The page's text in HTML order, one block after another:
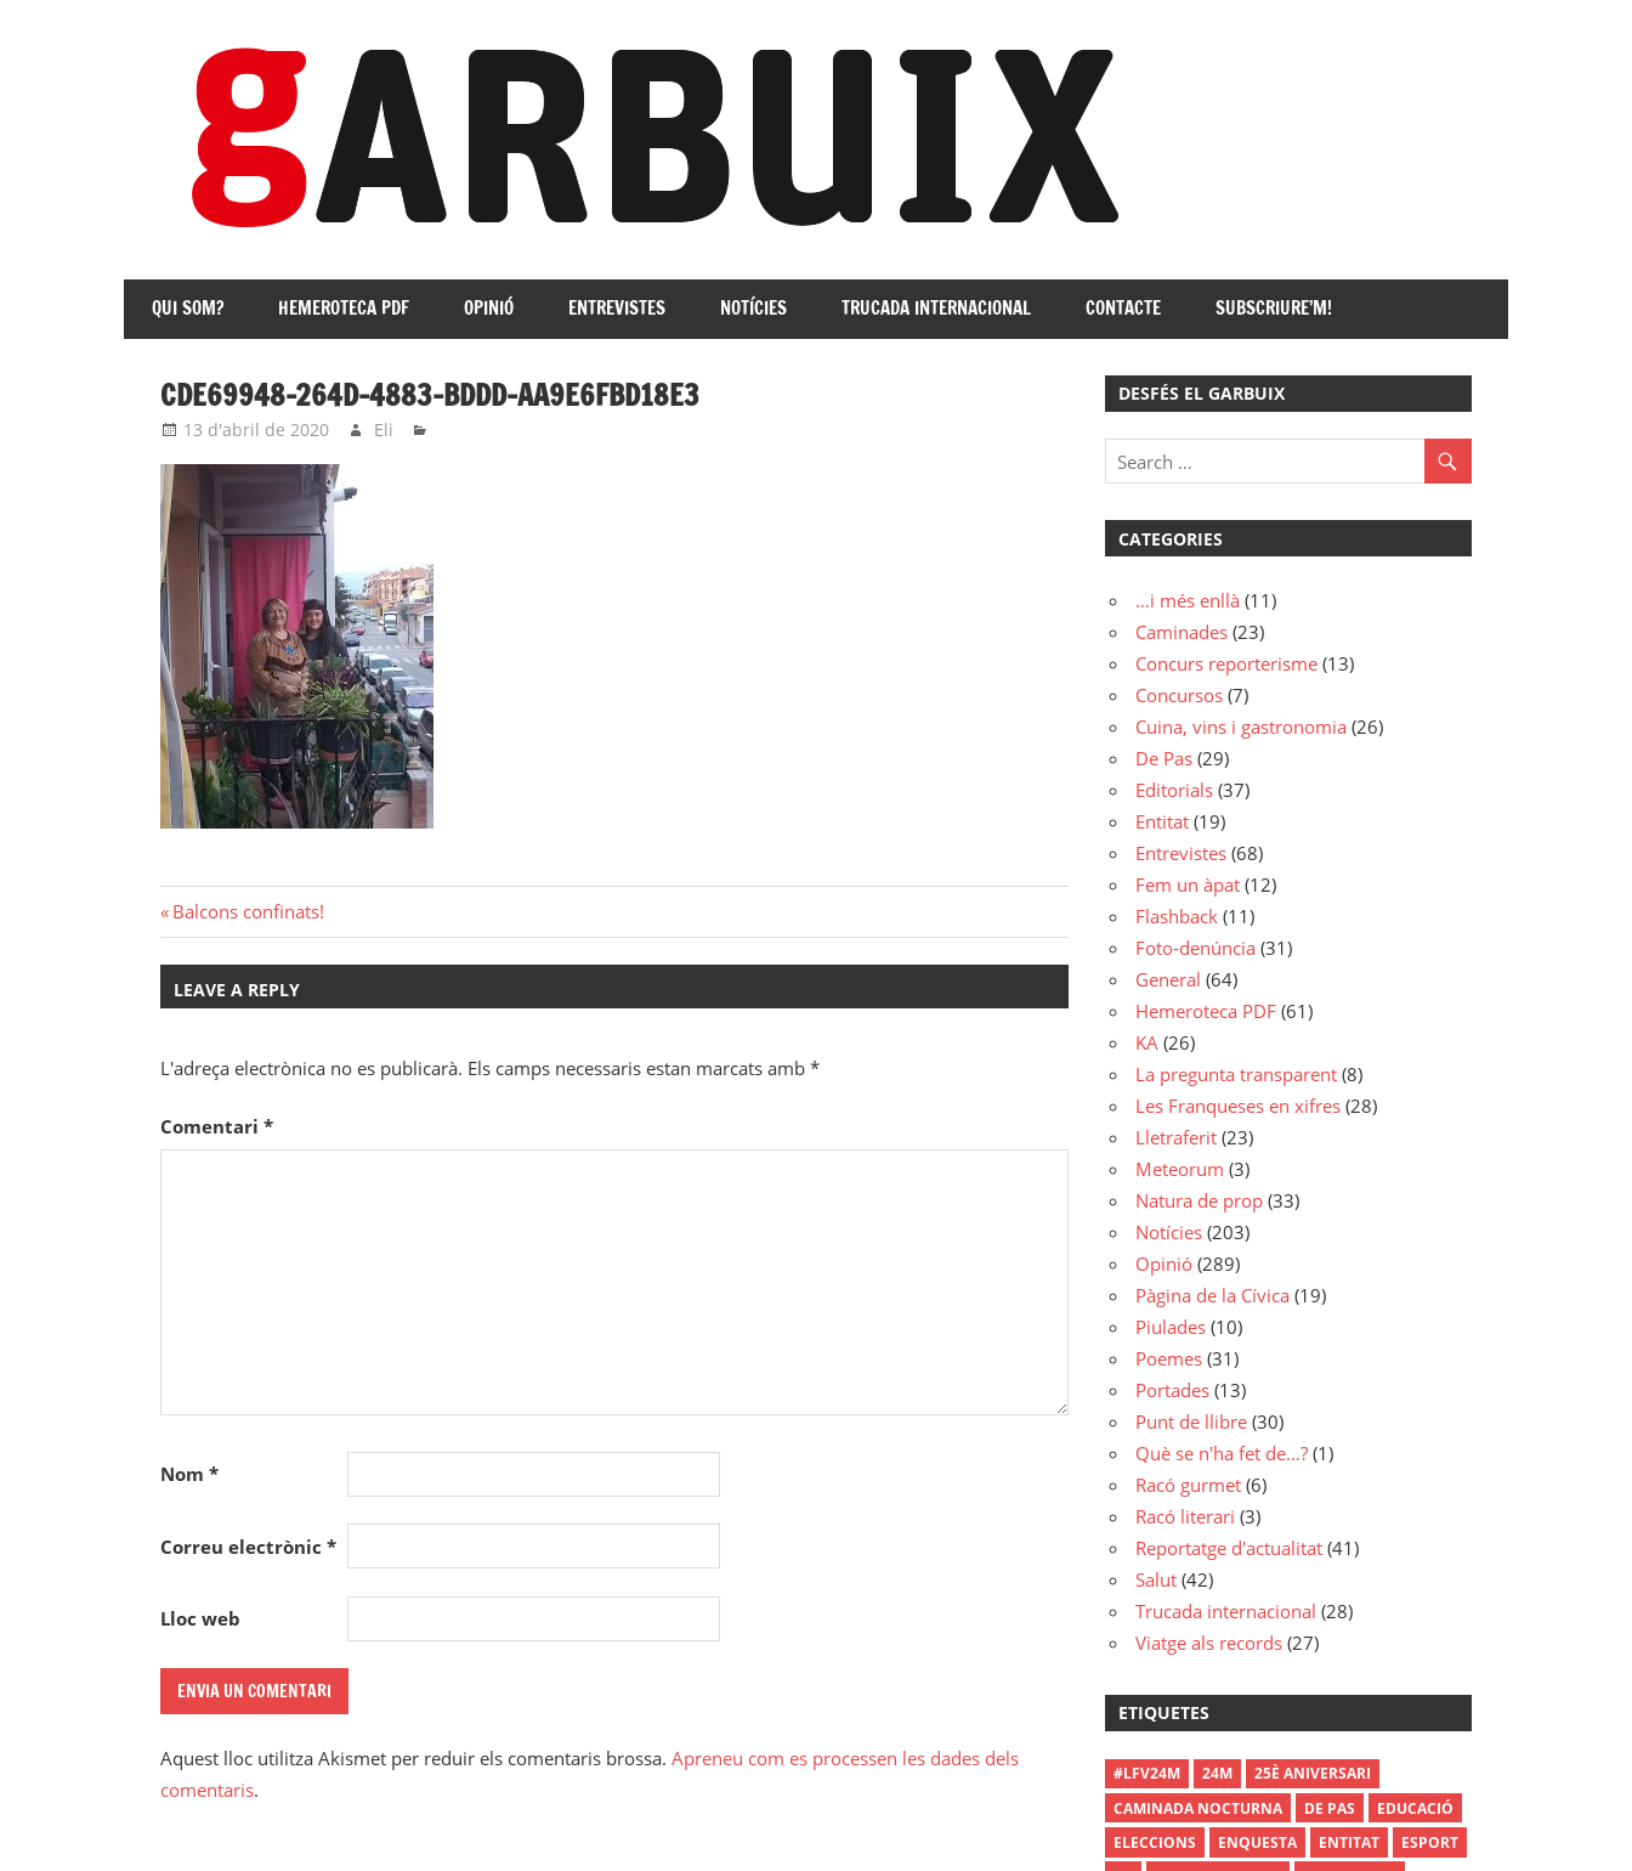
Independent
de
les
Franqueses
QUI SOM? HEMEROTECA PDF OPINIÓ ENTREVISTES NOTÍCIES TRUCADA INTERNACIONAL CONTACTE SUBSCRIURE’M!
CDE69948-264D-4883-BDDD-AA9E6FBD18E3
13 d'abril de 2020 Eli
Navegació
d'entrades
Previous
Post:
Balcons confinats!
LEAVE A REPLY
L'adreça electrònica no es publicarà. Els camps necessaris estan marcats amb *
Comentari *
Nom *
Correu electrònic *
Lloc web
Aquest lloc utilitza Akismet per reduir els comentaris brossa. Apreneu com es processen les dades dels
comentaris.
DESFÉS EL GARBUIX
CATEGORIES
…i més enllà (11)
Caminades (23)
Concurs reporterisme (13)
Concursos (7)
Cuina, vins i gastronomia (26)
De Pas (29)
Editorials (37)
Entitat (19)
Entrevistes (68)
Fem un àpat (12)
Flashback (11)
Foto-denúncia (31)
General (64)
Hemeroteca PDF (61)
KA (26)
La pregunta transparent (8)
Les Franqueses en xifres (28)
Lletraferit (23)
Meteorum (3)
Natura de prop (33)
Notícies (203)
Opinió (289)
Pàgina de la Cívica (19)
Piulades (10)
Poemes (31)
Portades (13)
Punt de llibre (30)
Què se n'ha fet de…? (1)
Racó gurmet (6)
Racó literari (3)
Reportatge d'actualitat (41)
Salut (42)
Trucada internacional (28)
Viatge als records (27)
ETIQUETES
#LFV24M 24M
25È ANIVERSARI
CAMINADA NOCTURNA
DE PAS
EDUCACIÓ
ELECCIONS
ENQUESTA ENTITAT
ESPORT